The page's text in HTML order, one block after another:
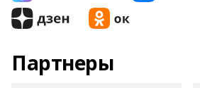
Партнеры